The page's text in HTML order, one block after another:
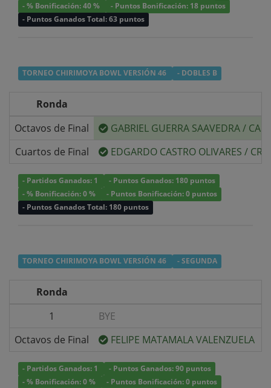
- % Bonificación: 40 %
- Puntos Bonificación: 18 puntos
- Puntos Ganados Total: 63 puntos
TORNEO CHIRIMOYA BOWL VERSIÓN 46 - DOBLES B
Ronda
Octavos de Final
GABRIEL GUERRA SAAVEDRA/
Cuartos de Final
EDGARDO CASTRO OLIVARES /
- Partidos Ganados: 1
- Puntos Ganados: 180 puntos
- % Bonificación: 0 %
- Puntos Bonificación: 0 puntos
- Puntos Ganados Total: 180 puntos
TORNEO CHIRIMOYA BOWL VERSIÓN 46 - SEGUNDA
Ronda
1
BYE
Octavos de Final
FELIPE MATAMALA VALENZUELA
- Partidos Ganados: 1
- Puntos Ganados: 90 puntos
- % Bonificación: 0 %
- Puntos Bonificación: 0 puntos